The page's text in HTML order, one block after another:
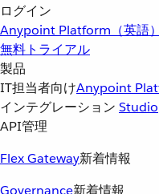
ログイン
Anypoint Platform（英語）
無料トライアル
製品
IT担当者向けAnypoint
インテグレーション Studio
API管理
Flex Gateway新着情報
Governance新着情報